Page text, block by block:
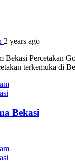
2 years ago
Bekasi Percetakan
terkemuka di
Bekasi